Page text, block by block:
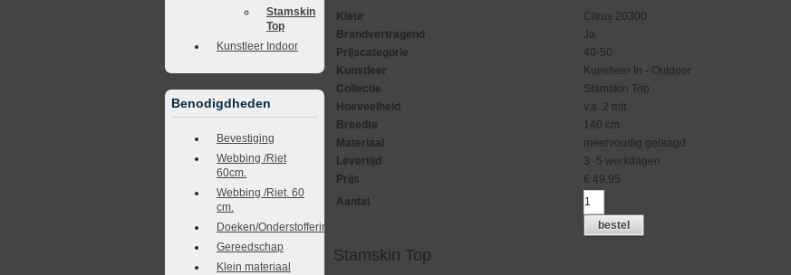
Stamskin
Top
Kunstleer Indoor
Benodigdheden
Bevestiging
Webbing /Riet
60cm.
Webbing /Riet. 60
cm.
Doeken/Onderstoffering
Gereedschap
Klein materiaal
Kleur
Citrus 20300
Brandvertragend
Ja
Prijscategorie
40-50
Kunstleer
Kunstleer In - Outdoor
Collectie
Stamskin Top
Hoeveelheid
v.a. 2 mtr.
Breedte
140 cm
Materiaal
meervoudig gelaagd
Levertijd
3 -5 werkdagen
Prijs
€ 49,95
Aantal
bestel
Stamskin Top